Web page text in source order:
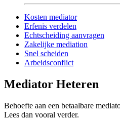
Kosten mediator
Erfenis verdelen
Echtscheiding aanvragen
Zakelijke mediation
Snel scheiden
Arbeidsconflict
Mediator Heteren
Behoefte aan een betaalbare
Lees dan vooral verder.